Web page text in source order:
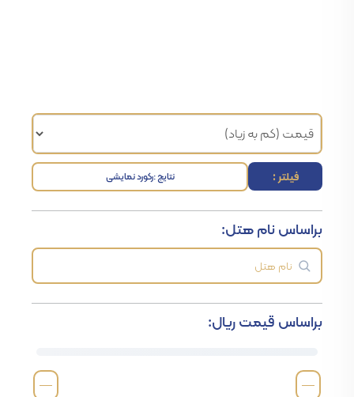
فیلتر : نتایج :رکورد نمایشی
براساس نام هتل:
براساس قیمت ریال:
—
—